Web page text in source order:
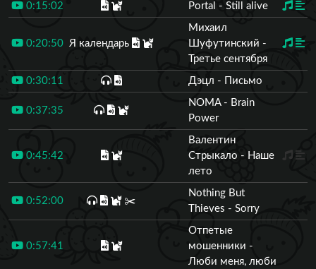
0:15:02 Portal - Still alive
0:20:50 Я календарь
Михаил
Шуфутинский -
Третье сентября
0:30:11 Дэцл - Письмо
0:37:35
NOMA - Brain
Power
0:45:42
Валентин
Стрыкало - Наше
лето
0:52:00 ✂️
Nothing But
Thieves - Sorry
0:57:41
Отпетые
мошенники -
Люби меня, люби